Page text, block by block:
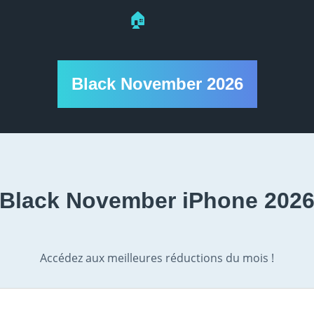
Black November 2026
Black November iPhone 2026
Accédez aux meilleures réductions du mois !
🏠